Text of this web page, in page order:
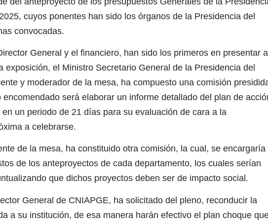
cuyos ponentes han sido los órganos de la Presidencia del
convocadas.
General y el financiero, han sido los primeros en presentar al
exposición, el Ministro Secretario General de la Presidencia del
y moderador de la mesa, ha compuesto una comisión
será elaborar un informe detallado del plan de
un periodo de 21 días para su evaluación de cara a la
a celebrarse.
de la mesa, ha constituido otra comisión, la cual, se encargaría
de los anteproyectos de cada departamento, los cuales serían
que dichos proyectos deben ser de impacto social.
General de CNIAPGE, ha solicitado del pleno, reconducir la
a su institución, de esa manera harán efectivo el plan choque